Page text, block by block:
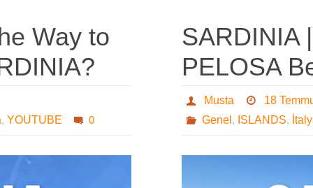
Way to
, YOUTUBE 0
SARDINIA
PELOSA
Musta
18
Genel , ISLANDS,